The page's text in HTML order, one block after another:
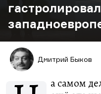
Дмитрий Быков
а самом